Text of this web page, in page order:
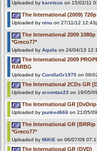
Uploaded by karetsos on 15/02/11
The International (2009)
Uploaded by ninu on 27/11/12
The International 2009
*Greco77*
Uploaded by Aquila on 24/04/13
The International 2009
RARBG
Uploaded by CorollaGr1975 on 08/
The International 2CDs GR
Uploaded by arxontas23 on 19/05/
The International GR
Uploaded by punked666 on 21/05/
The International GR [BRRip
*Greco77*
Uploaded by MiKiE on 06/07/09
The International GR (DVD)